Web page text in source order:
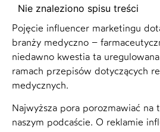
Nie znaleziono spisu treści
Pojęcie influencer marketingu
branży medyczno –
niedawno kwestia ta
ramach przepisów dotyczących
medycznych.
Najwyższa pora porozmawiać na
naszym podcaście. O reklamie